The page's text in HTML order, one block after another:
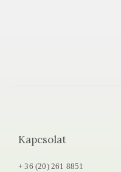
Kapcsolat
+ 36 (20) 261 8851